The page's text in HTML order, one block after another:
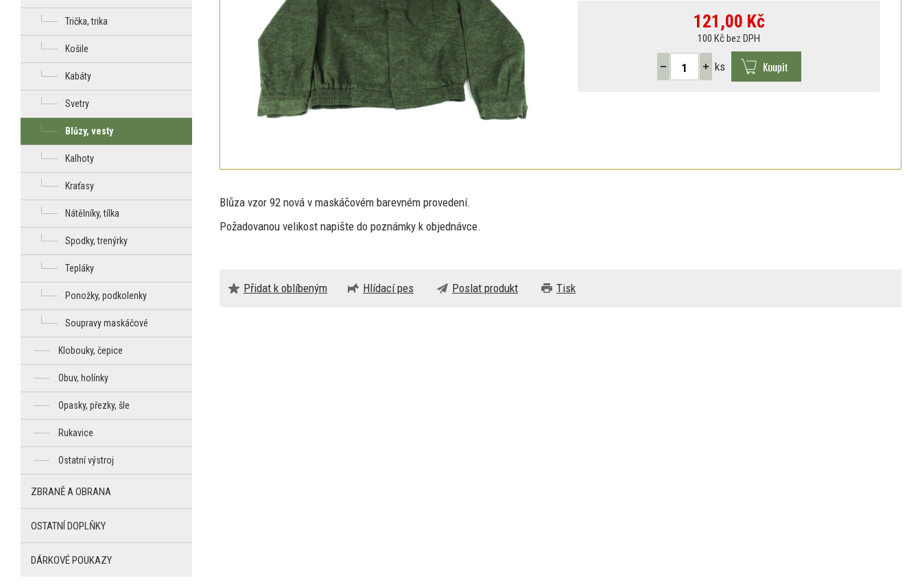
121,00 Kč
100 Kč bez DPH
ks Koupit
Blůza vzor 92 nová v maskáčovém barevném provedení.
Požadovanou velikost napište do poznámky k objednávce.
Přidat k oblíbeným Hlídací pes Poslat produkt Tisk
Trička, trika
Košile
Kabáty
Svetry
Blůzy, vesty
Kalhoty
Kraťasy
Nátělníky, tílka
Spodky, trenýrky
Tepláky
Ponožky, podkolenky
Soupravy maskáčové
Klobouky, čepice
Obuv, holínky
Opasky, přezky, šle
Rukavice
Ostatní výstroj
ZBRANĚ A OBRANA
OSTATNÍ DOPLŇKY
DÁRKOVÉ POUKAZY